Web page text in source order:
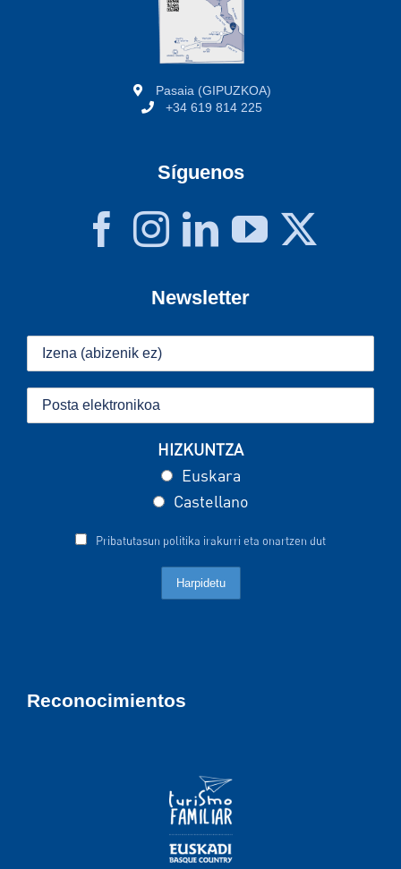
Pasaia (GIPUZKOA)
+34 619 814 225
Síguenos
Newsletter
HIZKUNTZA
Euskara
Castellano
Pribatutasun politika irakurri eta onartzen dut
Reconocimientos